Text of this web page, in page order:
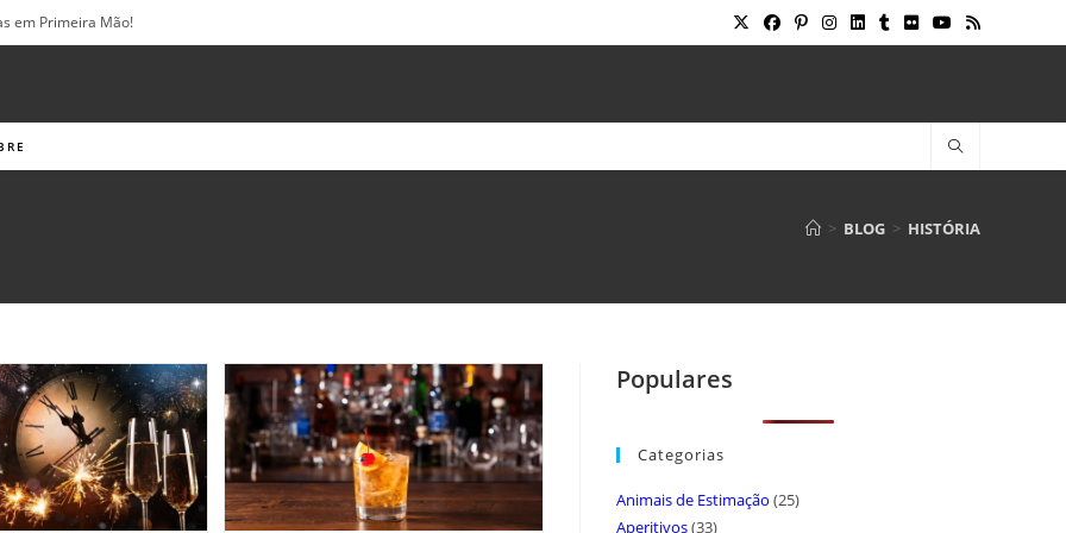
em Primeira Mão!
> BLOG > HISTÓRIA
Populares
Categorias
Animais de Estimação (25)
Aperitivos(33)